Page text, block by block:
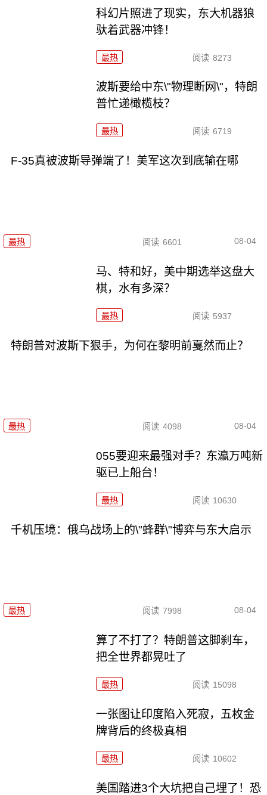
科幻片照进了现实，东大机器狼
驮着武器冲锋！
最热 阅读 8273
波斯要给中东\"物理断网\"，特朗
普忙递橄榄枝？
最热 阅读 6719
F-35真被波斯导弹端了！美军这次到底输在哪
最热 阅读 6601 08-04
马、特和好，美中期选举这盘大
棋，水有多深？
最热 阅读 5937
特朗普对波斯下狠手，为何在黎明前戛然而止？
最热 阅读 4098 08-04
055要迎来最强对手？东瀛万吨新
驱已上船台！
最热 阅读 10630
千机压境：俄乌战场上的\"蜂群\"博弈与东大启示
最热 阅读 7998 08-04
算了不打了？特朗普这脚刹车，
把全世界都晃吐了
最热 阅读 15098
一张图让印度陷入死寂，五枚金
牌背后的终极真相
最热 阅读 10602
美国踏进3个大坑把自己埋了！恐